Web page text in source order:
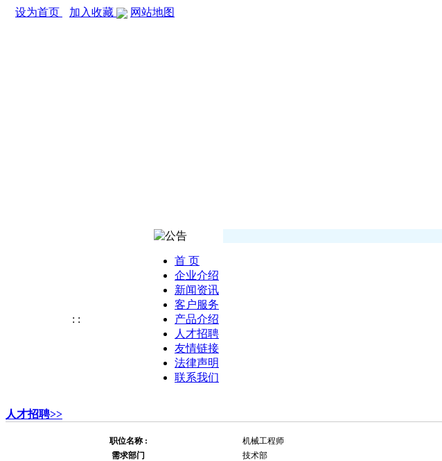
设为首页 加入收藏 网站地图
: :
首 页
企业介绍
新闻资讯
客户服务
产品介绍
人才招聘
友情链接
法律声明
联系我们
人才招聘>>
职位名称 : 机械工程师
需求部门
技术部